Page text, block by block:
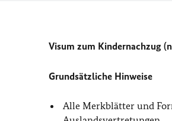
Visum zum Kindernachzug
Grundsätzliche Hinweise
Alle Merkblätter und